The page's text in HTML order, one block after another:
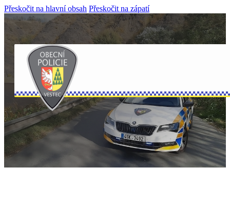
Přeskočit na hlavní obsah Přeskočit na zápatí